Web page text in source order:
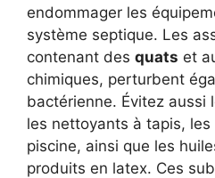
endommager les
système septique. Les
contenant des quats et
chimiques, perturbent
bactérienne. Évitez aussi
les nettoyants à tapis,
piscine, ainsi que les
produits en latex. Ces